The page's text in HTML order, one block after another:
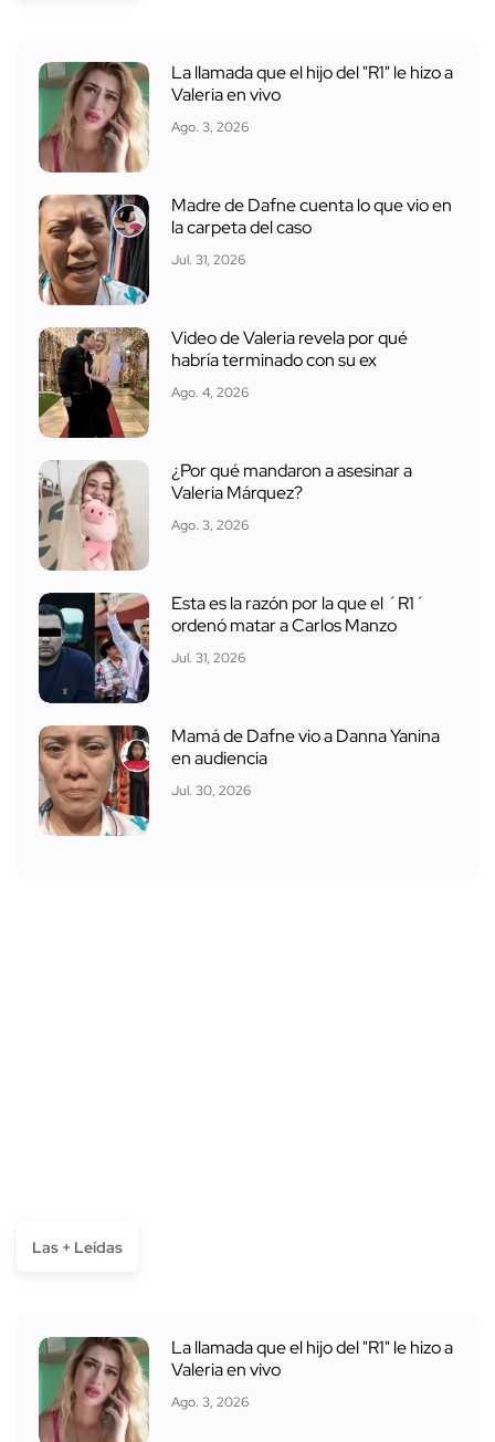
La llamada que el hijo del "R1" le hizo a
Valeria en vivo
Ago. 3, 2026
Madre de Dafne cuenta lo que vio en
la carpeta del caso
Jul. 31, 2026
Video de Valeria revela por qué
habría terminado con su ex
Ago. 4, 2026
¿Por qué mandaron a asesinar a
Valeria Márquez?
Ago. 3, 2026
Esta es la razón por la que el ´R1´
ordenó matar a Carlos Manzo
Jul. 31, 2026
Mamá de Dafne vio a Danna Yanina
en audiencia
Jul. 30, 2026
Las + Leídas
La llamada que el hijo del "R1" le hizo a
Valeria en vivo
Ago. 3, 2026